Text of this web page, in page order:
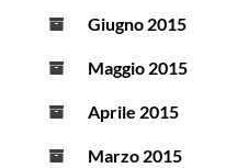
Giugno 2015
Maggio 2015
Aprile 2015
Marzo 2015